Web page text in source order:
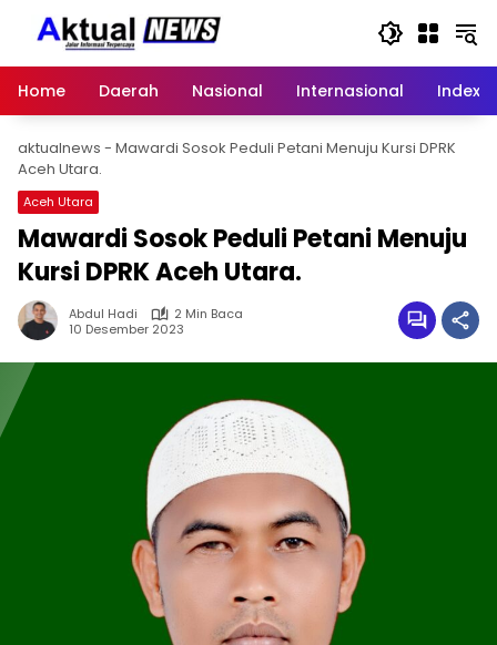
Home
Daerah Nasional Internasional Index
aktualnews - Mawardi Sosok Peduli Petani Menuju Kursi DPRK
Aceh Utara.
Aceh Utara
Mawardi Sosok Peduli Petani Menuju
Kursi DPRK Aceh Utara.
Abdul Hadi
2 Min Baca
10 Desember 2023